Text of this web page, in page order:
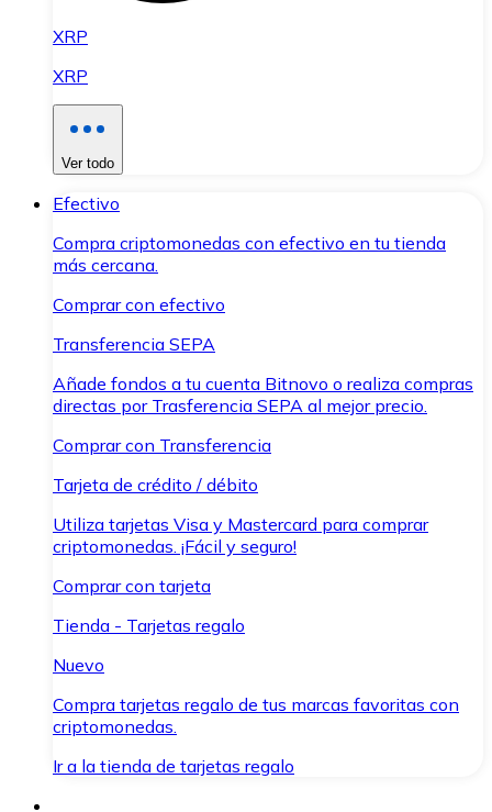
XRP
XRP
Ver todo
Efectivo
Compra criptomonedas con efectivo en tu tienda
más cercana.
Comprar con efectivo
Transferencia SEPA
Añade fondos a tu cuenta Bitnovo o realiza compras
directas por Trasferencia SEPA al mejor precio.
Comprar con Transferencia
Tarjeta de crédito / débito
Utiliza tarjetas Visa y Mastercard para comprar
criptomonedas. ¡Fácil y seguro!
Comprar con tarjeta
Tienda - Tarjetas regalo
Nuevo
Compra tarjetas regalo de tus marcas favoritas con
criptomonedas.
Ir a la tienda de tarjetas regalo